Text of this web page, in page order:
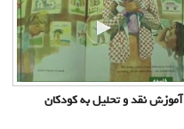
آموزش نقد و تحلیل به کودکان